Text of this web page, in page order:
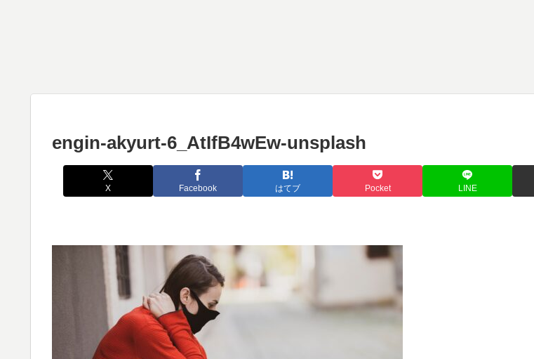
engin-akyurt-6_AtIfB4wEw-unsplash
X Facebook はてブ Pocket LINE